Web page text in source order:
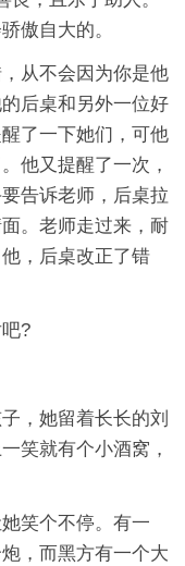
傲自大的。
从不会因为你是他
后桌和另外一位好
了一下她们，可他
他又提醒了一次，
告诉老师，后桌拉
。老师走过来，耐
，后桌改正了错
?
，她留着长长的刘
笑就有个小酒窝，
笑个不停。有一
，而黑方有一个大